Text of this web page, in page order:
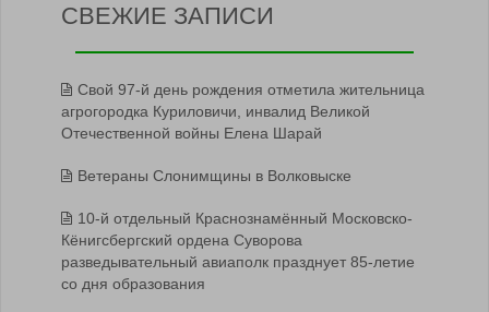
СВЕЖИЕ ЗАПИСИ
Свой 97-й день рождения отметила жительница
агрогородка Куриловичи, инвалид Великой
Отечественной войны Елена Шарай
Ветераны Слонимщины в Волковыске
10-й отдельный Краснознамённый Московско-
Кёнигсбергский ордена Суворова
разведывательный авиаполк празднует 85-летие
со дня образования